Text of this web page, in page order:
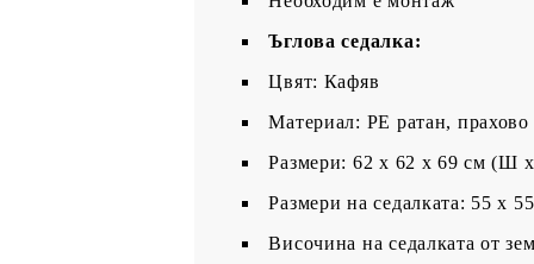
Ъглова седалка:
Цвят: Кафяв
Материал: PE ратан,
Размери: 62 x 62 x 69 см (Ш
Размери на седалката: 55 x
Височина на седалката от